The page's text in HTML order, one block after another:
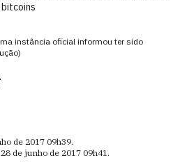
instância oficial informou ter sido
de 2017 09h39.
28 de junho de 2017 09h41.